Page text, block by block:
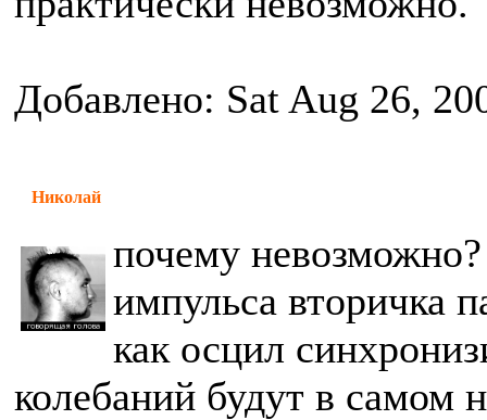
Добавлено: Sat Aug 26,
Николай
почему
импульса вторичка
как осцил
колебаний будут в самом